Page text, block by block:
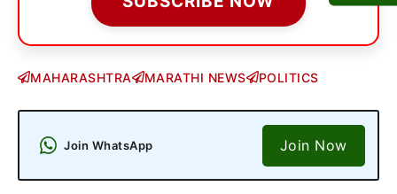
MAHARASHTRA MARATHI NEWS POLITICS
Join WhatsApp Join Now